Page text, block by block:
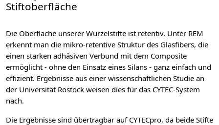
Stiftoberfläche
Die Oberfläche unserer Wurzelstifte ist retentiv. Unter REM
erkennt man die mikro-retentive Struktur des Glasfibers, die
einen starken adhäsiven Verbund mit dem Composite
ermöglicht - ohne den Einsatz eines Silans - ganz einfach und
effizient. Ergebnisse aus einer wissenschaftlichen Studie an
der Universität Rostock weisen dies für das CYTEC-System
nach.
Die Ergebnisse sind übertragbar auf CYTECpro, da beide Stifte